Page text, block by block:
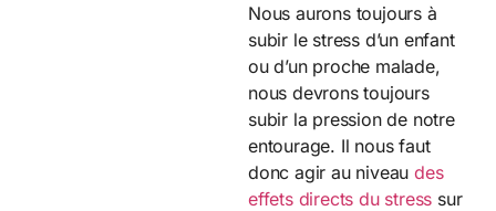
Nous aurons toujours à
subir le stress d’un enfant
ou d’un proche malade,
nous devrons toujours
subir la pression de notre
entourage. Il nous faut
donc agir au niveaudes
effets directs du stress sur